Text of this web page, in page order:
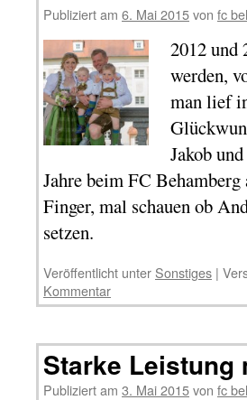
Publiziert am 6. Mai 2015von fc
2012 und
werden,
man lief
Jakob
Jahre beim FC
Finger, mal schauen ob
setzen.
Veröffentlicht unter Sonstiges |
Kommentar
Starke Leistung
Publiziert am 3. Mai 2015von fc